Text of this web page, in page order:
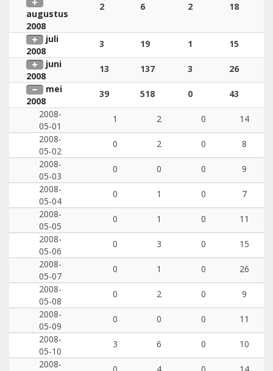
augustus
2008
2 6 2 18
juli
2008
3 19 1
15
juni
2008
13 137 3
26
mei
2008
39 518 0
43
2008-
05-01
1 2 0
14
2008-
05-02
0 2 0
8
2008-
05-03
0 0 0
9
2008-
05-04
0 1 0
7
2008-
05-05
0 1 0
11
2008-
05-06
0 3 0
15
2008-
05-07
0 1 0
26
2008-
05-08
0 2 0
9
2008-
05-09
0 0 0
11
2008-
05-10
3 6 0
10
2008-